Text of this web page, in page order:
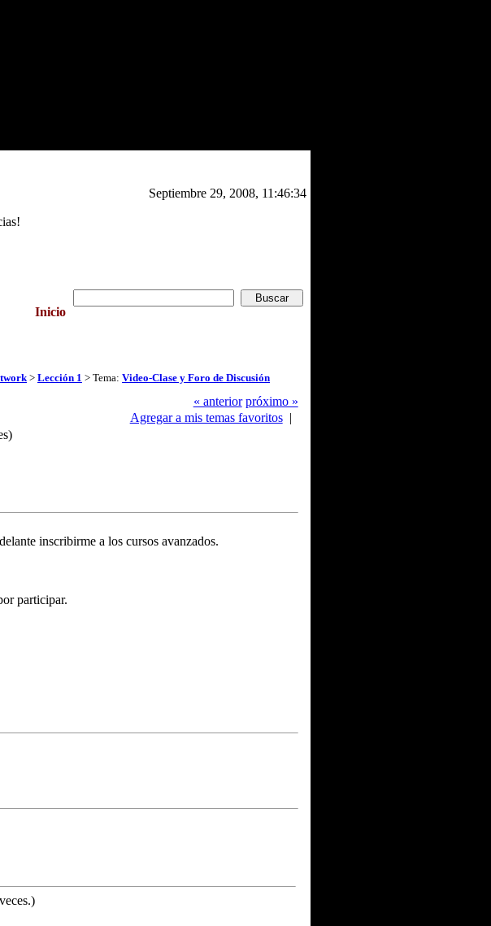
Septiembre 29, 2008, 11:46:34
de cursos:
> Lección 1 > Tema: Video-Clase y Foro de Discusión
« anterior próximo »
Agregar a mis temas favoritos|
inscribirme a los cursos avanzados.
participar.